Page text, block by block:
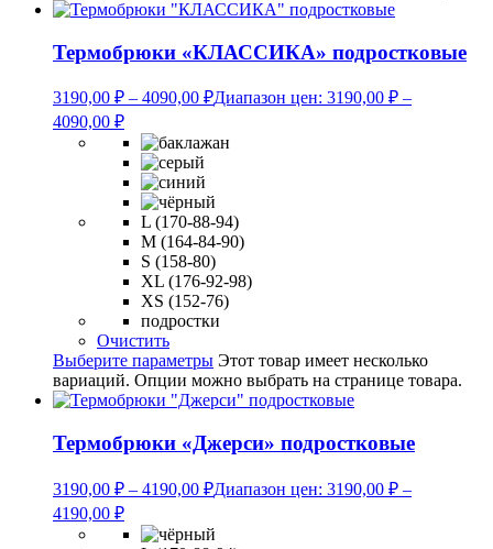
Термобрюки «КЛАССИКА» подростковые
3190,00 ₽ – 4090,00 ₽Диапазон цен: 3190,00 ₽ –
4090,00 ₽
L (170-88-94)
M (164-84-90)
S (158-80)
XL (176-92-98)
XS (152-76)
подростки
Очистить
Выберите параметры Этот товар имеет несколько
вариаций. Опции можно выбрать на странице товара.
Термобрюки «Джерси» подростковые
3190,00 ₽ – 4190,00 ₽Диапазон цен: 3190,00 ₽ –
4190,00 ₽